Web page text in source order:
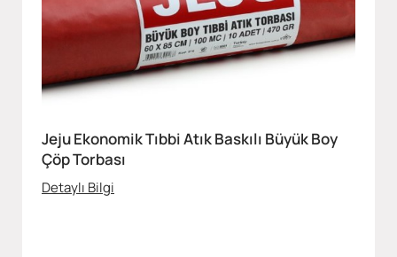
Jeju Ekonomik Tıbbi Atık Baskılı Büyük Boy
Çöp Torbası
Detaylı Bilgi